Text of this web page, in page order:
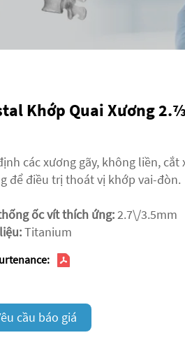
Khớp Quai Xương
các xương gãy, không liền,
để điều trị thoát vị khớp vai-đòn.
ốc vít thích ứng:2.7\/3.5mm
Titanium
cầu báo giá